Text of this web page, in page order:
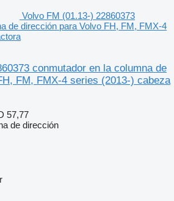
Volvo FM (01.13-) 22860373
de dirección para Volvo FH, FM, FMX-4
conmutador en la columna de
FM, FMX-4 series (2013-) cabeza
57,77
de dirección